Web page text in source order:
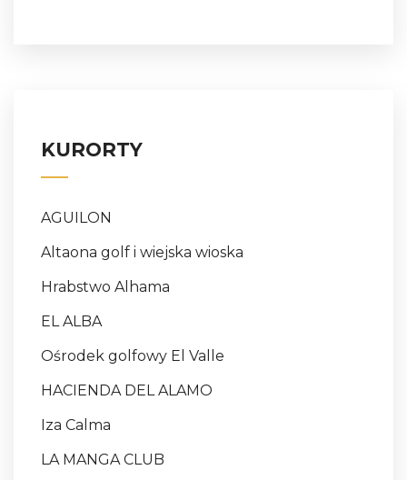
KURORTY
AGUILON
Altaona golf i wiejska wioska
Hrabstwo Alhama
EL ALBA
Ośrodek golfowy El Valle
HACIENDA DEL ALAMO
Iza Calma
LA MANGA CLUB